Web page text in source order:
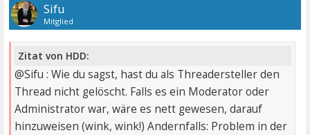
Sifu
Mitglied
Zitat von HDD:
@Sifu : Wie du sagst, hast du als Threadersteller den
Thread nicht gelöscht. Falls es ein Moderator oder
Administrator war, wäre es nett gewesen, darauf
hinzuweisen (wink, wink!) Andernfalls: Problem in der